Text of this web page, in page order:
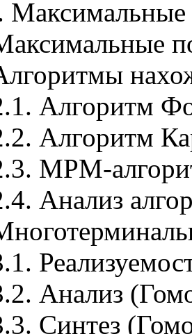
Максимальные
Алгоритм
Алгоритм
MPM-
Анализ
Анализ
Синтез